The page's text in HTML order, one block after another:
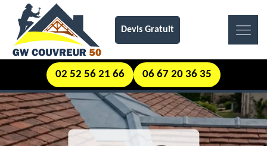
Devis Gratuit
02 52 56 21 66 06 67 20 36 35